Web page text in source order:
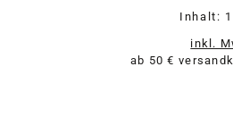
Inhalt:
inkl.
ab 50 €